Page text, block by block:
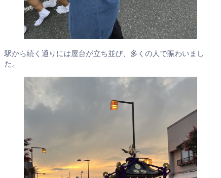
駅から続く通りには屋台が立ち並び、多くの人で賑わいまし
た。